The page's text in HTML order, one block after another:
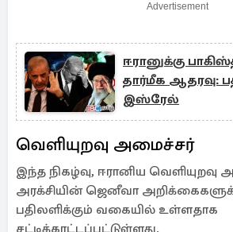
Advertisement
ஈரானுக்கு
தார்மீக ஆதரவு:
இஸ்ரேல்
வெளியுறவு அமைச்சர்
இந்த நிகழ்வு, ஈரானிய
அரக்சியின் ஜெனீவா
பதிலளிக்கும் வகையில் உள்ளதாக
சட்டிக்காட்டப்பட்டுள்ளது.